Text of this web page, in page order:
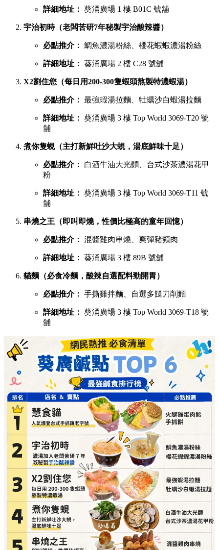
葵廣最強鹹點 TOP 6 排行榜
若你想品嚐濃郁惹味或飽肚的主食，以下六間鹹食店絕對不能
必點推介：
詳細地址：葵涌廣場 1 樓 B01C 號舖
宇治初時（老闆苦研7年秘製宇治酸辣醬）
必點推介： 鯛魚濃湯粉絲、櫻花蝦蝦濃湯粉絲
詳細地址：葵涌廣場 2 樓 C28 號舖
X2劉住您（每日用200-300隻蝦頭熬製特濃蝦湯）
必點推介： 最強蝦湯拉麵、牡蠣沙白蝦湯拉麵
煮你隻蜆（主打新鮮吐沙大蜆，湯底鮮味十足）
必點推介：白酒牛油大光麵、台式沙茶濃湯花甲
粉
詳細地址：
葵涌廣場 3 樓 Top World 3069-T11 號
舖
串燒之王（即叫即燒，性價比極高的童年回憶）
必點推介：混醬雞肉串燒、爽彈豬頸肉
詳細地址：葵涌廣場 3 樓 89B 號舖
貓麵（必食冷麵，酸辣自選配料勁開胃）
必點推介： 手撕雞拌麵、自選多餸刀削麵
詳細地址：
葵涌廣場 3 樓 Top World 3069-T18 號
舖